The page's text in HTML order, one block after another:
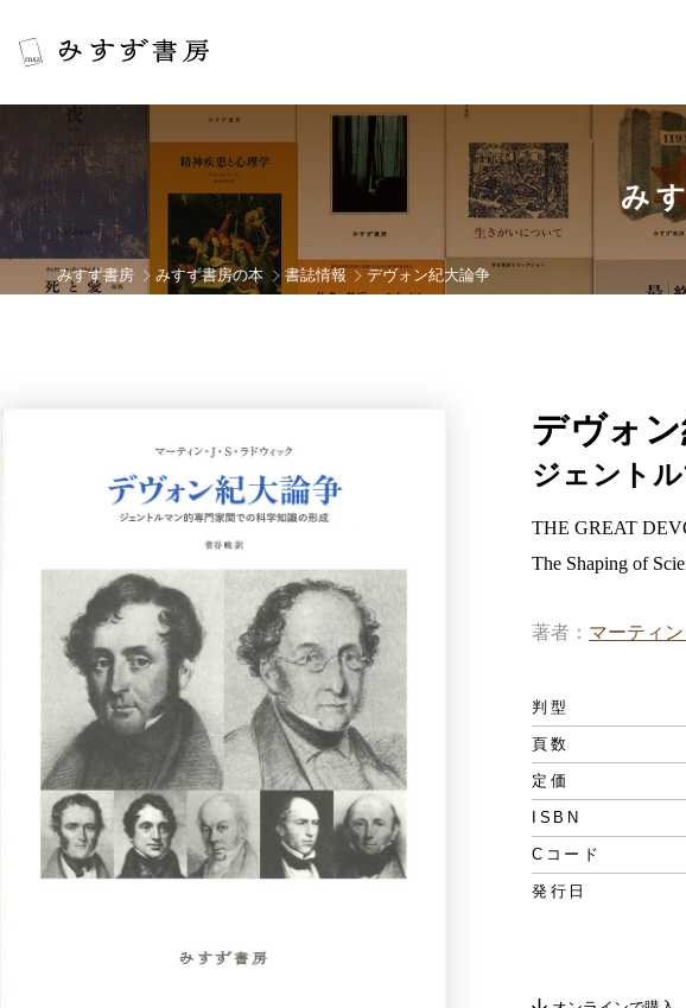
み
みすず書房 みすず書房の本 書誌情報 デヴォン紀大論争
デヴォ
ジェント
THE GREAT
The Shaping of
著者 マーティ
判型
頁数
定価
ISBN
Cコード
発行日